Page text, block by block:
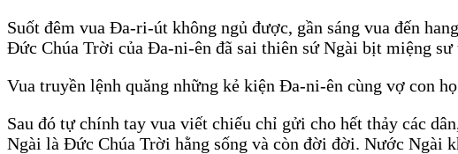
Suốt đêm vua Đa-ri-út không ngủ được, gần sáng vua đến
Đức Chúa Trời của Đa-ni-ên đã sai thiên sứ Ngài bịt miệng
Vua truyền lệnh quăng những kẻ kiện Đa-ni-ên cùng vợ con
Sau đó tự chính tay vua viết chiếu chỉ gửi cho hết thảy các
Ngài là Đức Chúa Trời hằng sống và còn đời đời. Nước Ngài